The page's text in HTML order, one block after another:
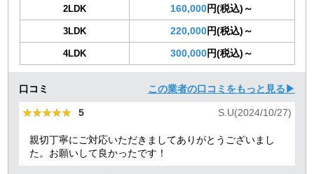
2LDK 160,000円(税込)～
3LDK 220,000円(税込)～
4LDK 300,000円(税込)～
口コミ この業者の口コミをもっと見る▶
★★★★★
★★★★★ 5 S.U(2024/10/27)
親切丁寧にご対応いただきましてありがとうございまし
た。お願いして良かったです！